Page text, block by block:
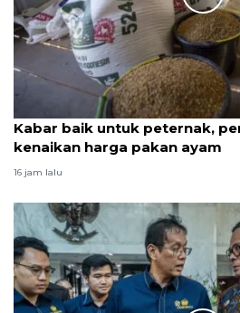
Kabar baik untuk peternak,
kenaikan harga pakan ayam
16 jam lalu